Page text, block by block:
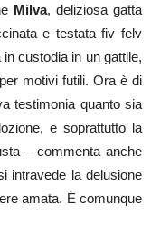
Milva, deliziosa gatta
e testata fiv felv
custodia in un gattile,
motivi futili. Ora è di
testimonia quanto sia
e soprattutto la
– commenta anche
intravede la delusione
amata. È comunque